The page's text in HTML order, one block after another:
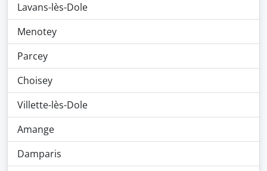
Lavans-lès-Dole
Menotey
Parcey
Choisey
Villette-lès-Dole
Amange
Damparis